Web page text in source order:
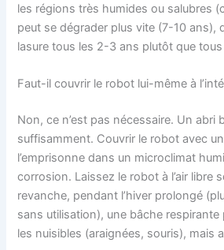
les régions très humides ou salubres
peut se dégrader plus vite (7-10 ans),
lasure tous les 2-3 ans plutôt que tous
Faut-il couvrir le robot lui-même à
Non, ce n’est pas nécessaire. Un abri
suffisamment. Couvrir le robot avec
l’emprisonne dans un microclimat
corrosion. Laissez le robot à l’air libre
revanche, pendant l’hiver prolongé
sans utilisation), une bâche respirante
les nuisibles (araignées, souris), mais